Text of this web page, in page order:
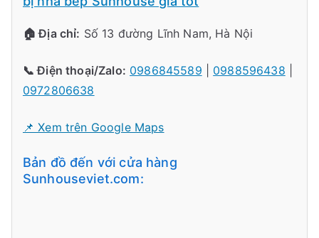
🏠 Địa chỉ: Số 13 đường Lĩnh Nam, Hà Nội
📞 Điện thoại/Zalo: 0986845589 0988596438
0972806638
📌 Xem trên Google Maps
Bản đồ đến với cửa hàng
Sunhouseviet.com: